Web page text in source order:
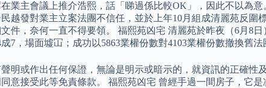
業主會議上推介浩熙，話「睇過係比較OK」，因此不以為意
越發對業主立案法團不信任，並於上年10月組成清麗苑反圍
件，奈何一直不得要領。 福熙苑凶宅 清麗苑於昨夜（6月8日
7，場面墟冚；成功以5863業權份數對4103業權份數撤換舊法
明或作出任何保證，無論是明示或暗示的，就資訊的正確性
意接受此等免責條款。 福熙苑凶宅 曾經手過一間房子，它